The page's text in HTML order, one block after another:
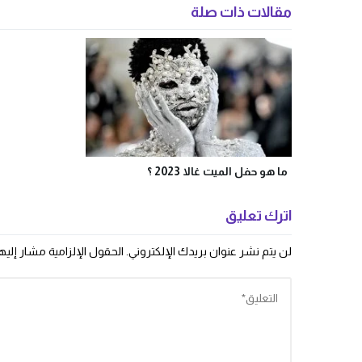
مقالات ذات صلة
ما هو حفل الميت غالا 2023 ؟
اترك تعليق
لن يتم نشر عنوان بريدك الإلكتروني. الحقول الإلزامية مشار